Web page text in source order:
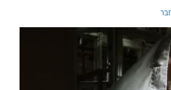
תפילת בקשה